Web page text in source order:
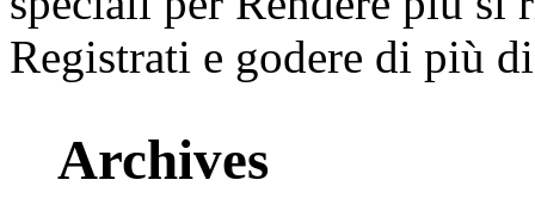
Registrati e godere di più
Archives